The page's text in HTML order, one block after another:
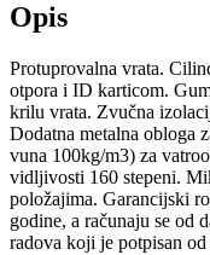
Opis
Protuprovalna vrata.
otpora i ID karticom.
krilu vrata. Zvučna
Dodatna metalna obloga
vuna 100kg/m3) za
vidljivosti 160 stepeni.
položajima. Garancijski
godine, a računaju se od
radova koji je potpisan